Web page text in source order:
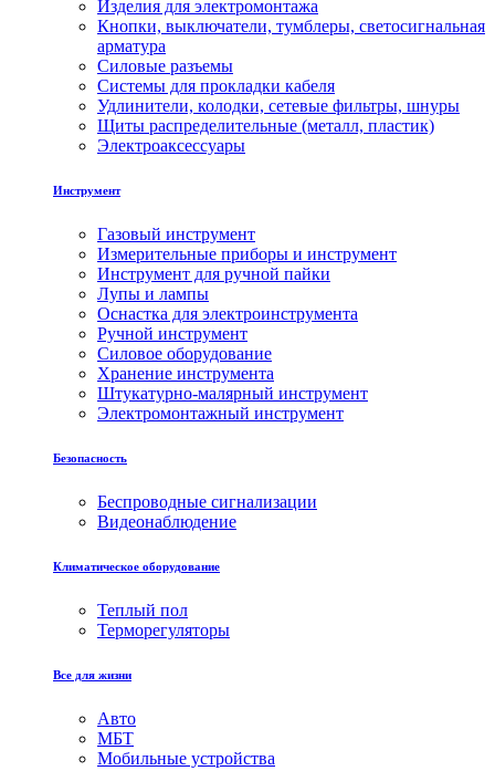
Изделия для электромонтажа
Кнопки, выключатели, тумблеры, светосигнальная
арматура
Силовые разъемы
Системы для прокладки кабеля
Удлинители, колодки, сетевые фильтры, шнуры
Щиты распределительные (металл, пластик)
Электроаксессуары
Инструмент
Газовый инструмент
Измерительные приборы и инструмент
Инструмент для ручной пайки
Лупы и лампы
Оснастка для электроинструмента
Ручной инструмент
Силовое оборудование
Хранение инструмента
Штукатурно-малярный инструмент
Электромонтажный инструмент
Безопасность
Беспроводные сигнализации
Видеонаблюдение
Климатическое оборудование
Теплый пол
Терморегуляторы
Все для жизни
Авто
МБТ
Мобильные устройства